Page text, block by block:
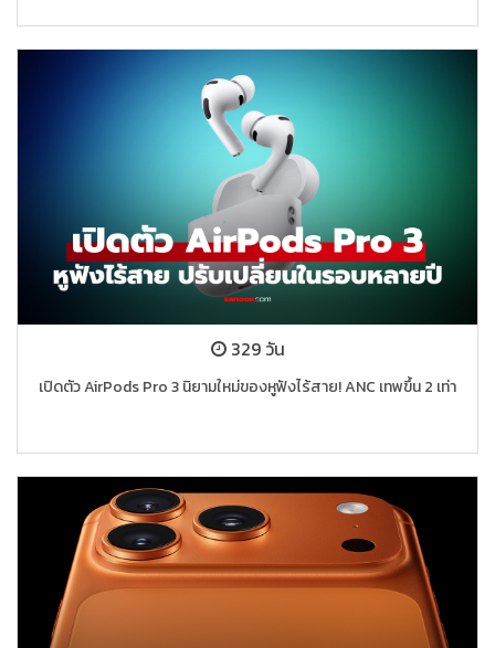
329 วัน
เปิดตัว AirPods Pro 3 นิยามใหม่ของหูฟังไร้สาย! ANC เทพขึ้น 2 เท่า